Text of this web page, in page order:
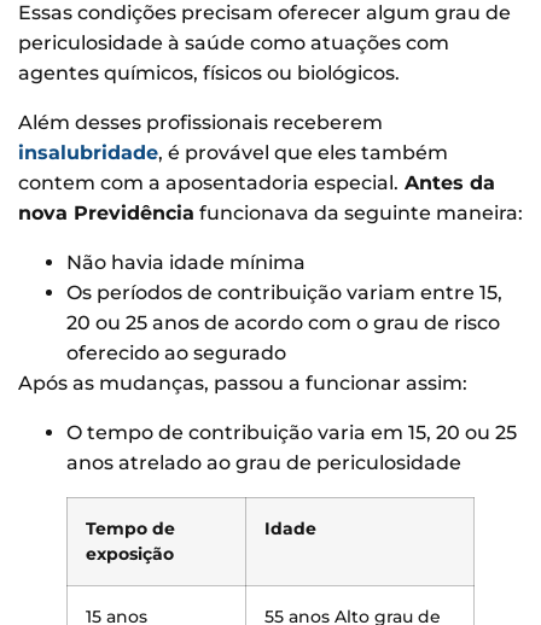
Essas condições precisam oferecer algum grau de
periculosidade à saúde como atuações com
agentes químicos, físicos ou biológicos.
Além desses profissionais receberem
insalubridade, é provável que eles também
contem com a aposentadoria especial. Antes da
nova Previdência funcionava da seguinte maneira:
Não havia idade mínima
Os períodos de contribuição variam entre 15,
20 ou 25 anos de acordo com o grau de risco
oferecido ao segurado
Após as mudanças, passou a funcionar assim:
O tempo de contribuição varia em 15, 20 ou 25
anos atrelado ao grau de periculosidade
Tempo de
exposição
Idade
15 anos 55 anos Alto grau de